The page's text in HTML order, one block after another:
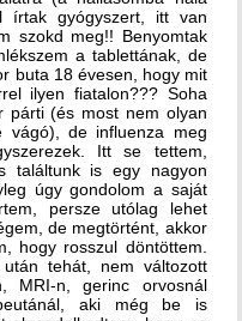
írtak gyógyszert, itt van
szokd meg!! Benyomtak
a tablettának, de
buta 18 évesen, hogy mit
ilyen fiatalon??? Soha
párti (és most nem olyan
vágó), de influenza meg
Itt se tettem,
találtunk is egy nagyon
úgy gondolom a saját
persze utólag lehet
de megtörtént, akkor
hogy rosszul döntöttem.
tehát, nem változott
MRI-n, gerinc orvosnál
aki még be is